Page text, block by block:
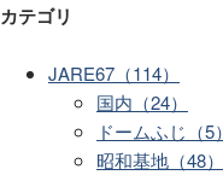
カテゴリ
JARE67（114）
国内（24）
ドームふじ（5）
昭和基地（48）